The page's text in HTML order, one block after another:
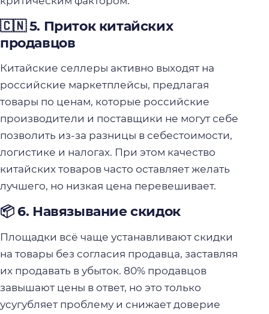
🇨🇳 5. Приток китайских
продавцов
Китайские селлеры активно выходят на
российские маркетплейсы, предлагая
товары по ценам, которые российские
производители и поставщики не могут себе
позволить из-за разницы в себестоимости,
логистике и налогах. При этом качество
китайских товаров часто оставляет желать
лучшего, но низкая цена перевешивает.
📦 6. Навязывание скидок
Площадки всё чаще устанавливают скидки
на товары без согласия продавца, заставляя
их продавать в убыток. 80% продавцов
завышают цены в ответ, но это только
усугубляет проблему и снижает доверие